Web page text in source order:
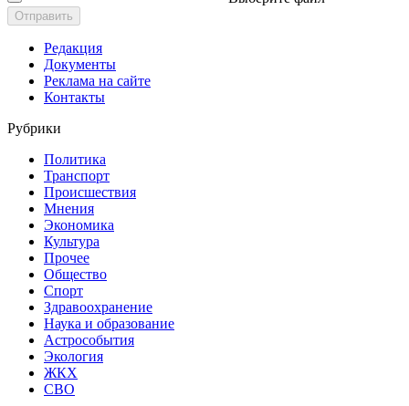
Отправить
Редакция
Документы
Реклама на сайте
Контакты
Рубрики
Политика
Транспорт
Происшествия
Мнения
Экономика
Культура
Прочее
Общество
Спорт
Здравоохранение
Наука и образование
Астрособытия
Экология
ЖКХ
СВО